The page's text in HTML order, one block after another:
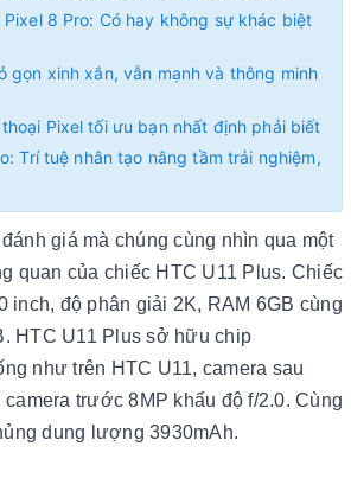
Pixel 8 Pro: Có hay không sự khác biệt
gọn xinh xắn, vẫn mạnh và thông minh
Pixel tối ưu bạn nhất định phải biết
Trí tuệ nhân tạo nâng tầm trải nghiệm,
giá mà chúng cùng nhìn qua một
quan của chiếc HTC U11 Plus. Chiếc
inch, độ phân giải 2K, RAM 6GB cùng
HTC U11 Plus sở hữu chip
như trên HTC U11, camera sau
camera trước 8MP khẩu độ f/2.0. Cùng
dung lượng 3930mAh.